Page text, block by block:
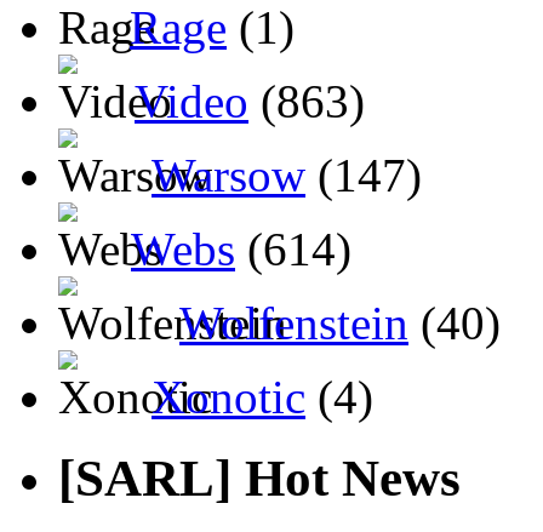
Rage (1)
Video (863)
Warsow (147)
Webs (614)
Wolfenstein (40)
Xonotic (4)
[SARL] Hot News